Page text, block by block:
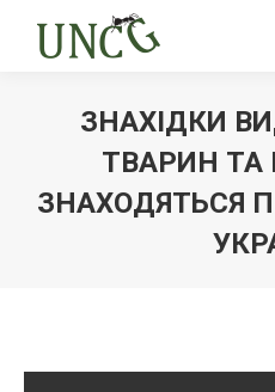
ЗНАХІДКИ
ТВАРИН ТА
ЗНАХОДЯТЬСЯ